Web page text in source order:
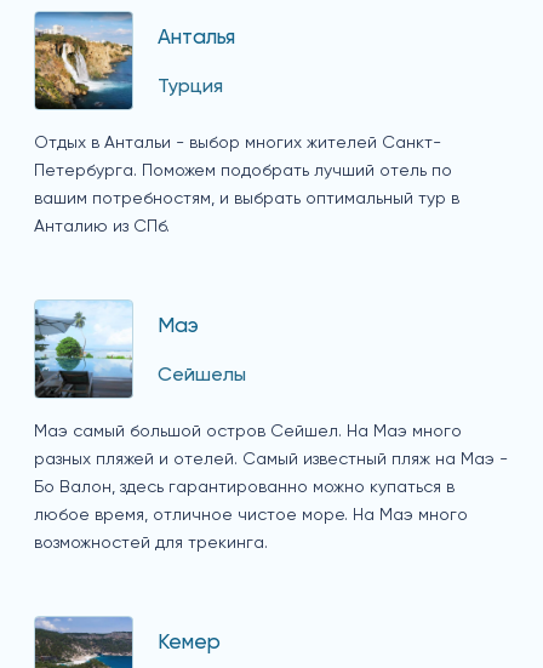
Анталья
Турция
Отдых в Антальи - выбор многих жителей Санкт-
Петербурга. Поможем подобрать лучший отель по
вашим потребностям, и выбрать оптимальный тур в
Анталию из СПб.
Маэ
Сейшелы
Маэ самый большой остров Сейшел. На Маэ много
разных пляжей и отелей. Самый известный пляж на Маэ -
Бо Валон, здесь гарантированно можно купаться в
любое время, отличное чистое море. На Маэ много
возможностей для трекинга.
Кемер